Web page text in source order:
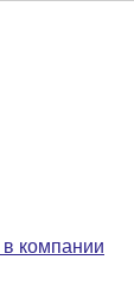
компании